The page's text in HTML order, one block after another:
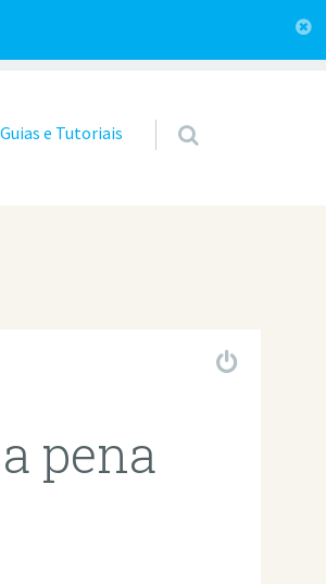
Guias e Tutoriais
pena